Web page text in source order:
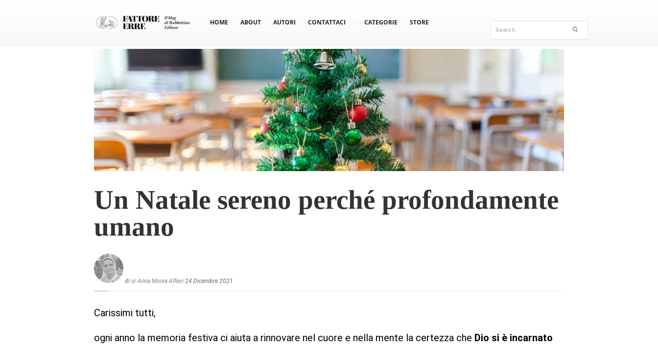
HOME ABOUT AUTORI CONTATTACI CATEGORIE STORE
Un Natale sereno perché profondamente
umano
di sr Anna Monia Alfieri 24 Dicembre 2021
Carissimi tutti,
ogni anno la memoria festiva ci aiuta a rinnovare nel cuore e nella mente la certezza che Dio si è incarnato